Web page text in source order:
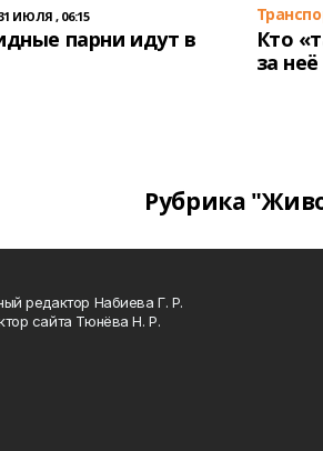
ИЮЛЯ , 06:15
парни идут в
Кто
за
Рубрика
редактор Набиева Г. Р.
сайта Тюнёва Н. Р.